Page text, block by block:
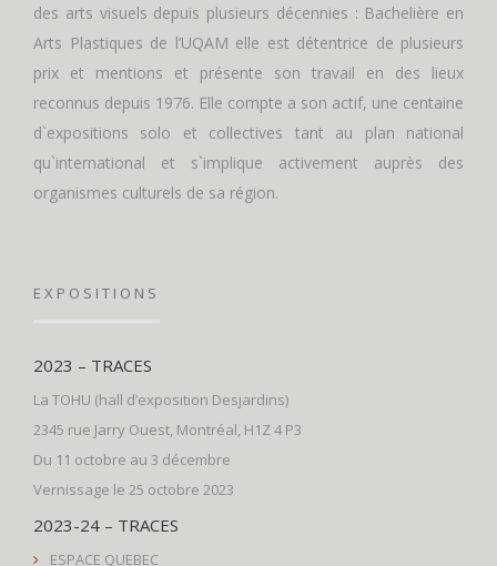
des arts visuels depuis plusieurs décennies : Bachelière en
Arts Plastiques de l’UQAM elle est détentrice de plusieurs
prix et mentions et présente son travail en des lieux
reconnus depuis 1976. Elle compte a son actif, une centaine
d`expositions solo et collectives tant au plan national
qu`international et s`implique activement auprès des
organismes culturels de sa région.
EXPOSITIONS
2023 – TRACES
La TOHU (hall d’exposition Desjardins)
2345 rue Jarry Ouest, Montréal, H1Z 4 P3
Du 11 octobre au 3 décembre
Vernissage le 25 octobre 2023
2023-24 – TRACES
ESPACE QUEBEC